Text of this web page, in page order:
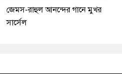
জেমস-রাহুল আনন্দের গানে মুখর
সার্সেল